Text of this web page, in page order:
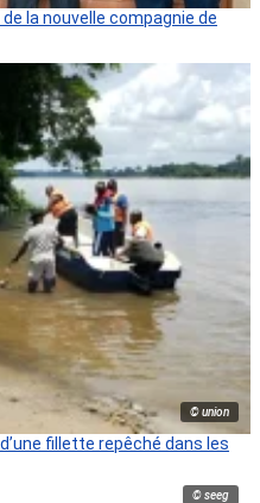
la nouvelle compagnie de
© union
fillette repêché dans les
© seeg